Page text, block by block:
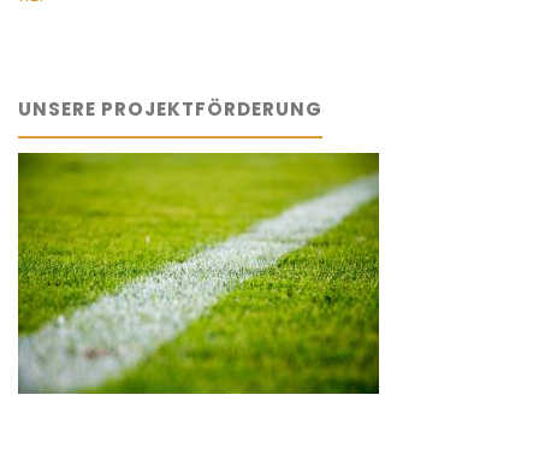
UNSERE PROJEKTFÖRDERUNG